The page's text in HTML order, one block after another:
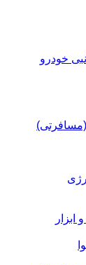
خودرو
(مسافرتی)